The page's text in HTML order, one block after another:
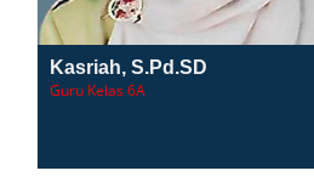
Kasriah, S.Pd.SD
Guru Kelas 6A